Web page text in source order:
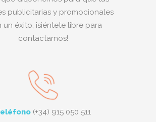
publicitarias y promocionales
un éxito, ¡siéntete libre para
contactarnos!
(+34) 915 050 511